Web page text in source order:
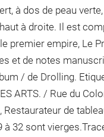
à dos de peau
à droite. Il est
premier empire, Le
et de notes
/ de Drolling.
ARTS. / Rue du
de
à 32 sont